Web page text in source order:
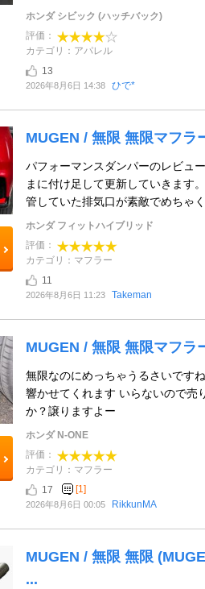
ホンダ シビック (ハッチバック)
評価：
カテゴリ：アパレル
13
2026年8月6日 14:38 ひで*
MUGEN / 無限 無限マフラ
パフォーマンスダンパーのレビュ
まに付け足して更新していきます
管していた排気口が素敵でめちゃ
ホンダ フィットハイブリッド
評価：
カテゴリ：マフラー
11
2026年8月6日 11:23 Takeman
MUGEN / 無限 無限マフラ
無限なのにめっちゃうるさいです
響かせてくれます いらないので売
か？譲りますよー
ホンダ N-ONE
評価：
カテゴリ：マフラー
17
[1]
2026年8月6日 00:05 RikkunMA
MUGEN / 無限 無限
...